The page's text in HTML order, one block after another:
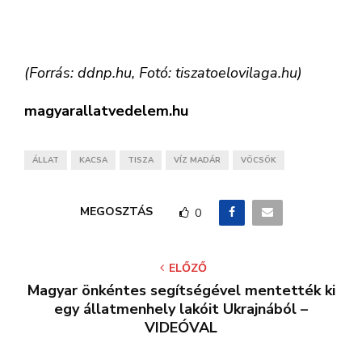
(Forrás: ddnp.hu, Fotó: tiszatoelovilaga.hu)
magyarallatvedelem.hu
ÁLLAT KACSA TISZA VÍZ MADÁR VÖCSÖK
MEGOSZTÁS 0
ELŐZŐ
Magyar önkéntes segítségével mentették ki
egy állatmenhely lakóit Ukrajnából –
VIDEÓVAL